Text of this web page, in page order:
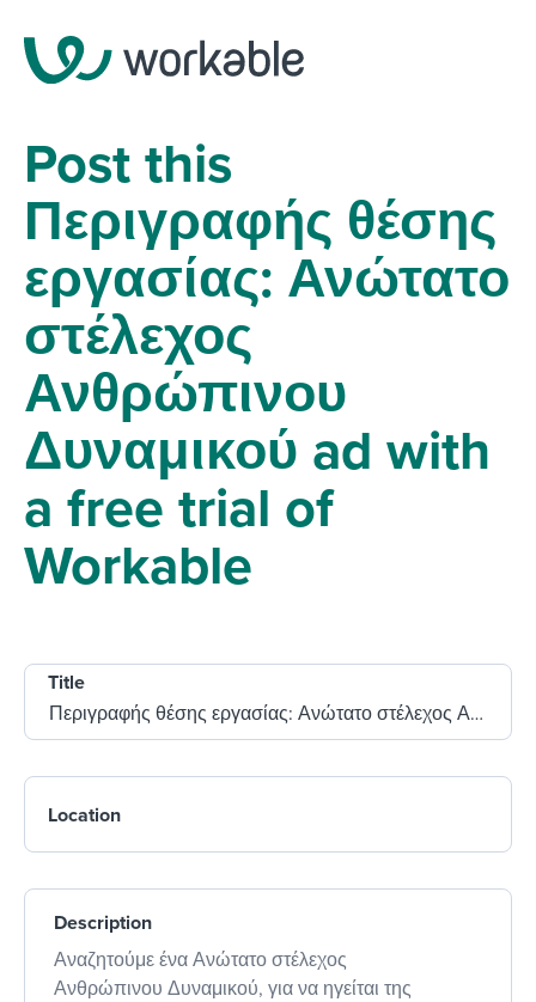
Post this
Περιγραφής θέσης
εργασίας: Ανώτατο
στέλεχος
Ανθρώπινου
Δυναμικού ad with
a free trial of
Workable
Title
Location
Description
Αναζητούμε ένα Ανώτατο στέλεχος
Ανθρώπινου Δυναμικού, για να ηγείται της